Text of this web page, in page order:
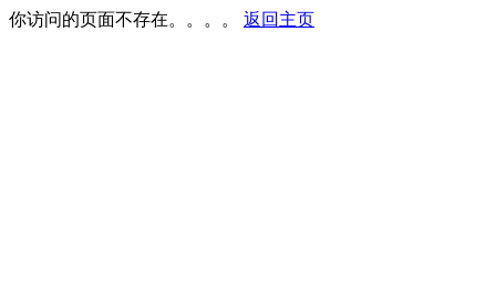
你访问的页面不存在。。。。 返回主页